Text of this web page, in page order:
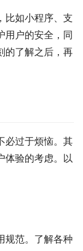
比如小程序、支
用户的安全，同
的了解之后，再
必过于烦恼。其
体验的考虑。以
规范。了解各种